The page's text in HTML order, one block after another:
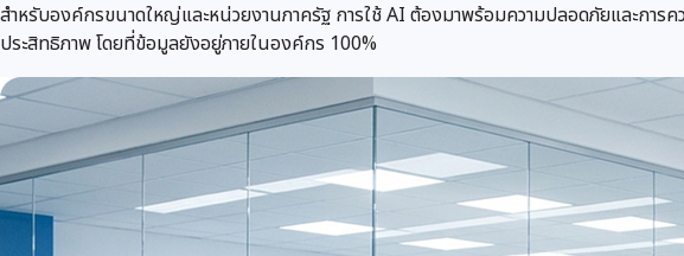
สำหรับองค์กรขนาดใหญ่และหน่วยงานภาครัฐ การใช้ AI ต้องมาพร้อมความปลอดภัยและ
ประสิทธิภาพ โดยที่ข้อมูลยังอยู่ภายในองค์กร 100%